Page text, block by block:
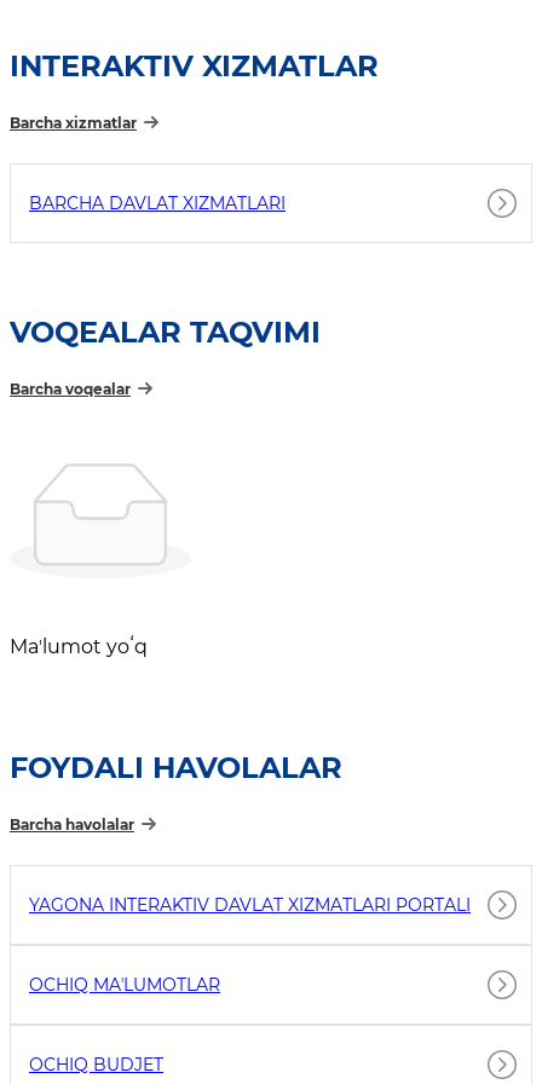
INTERAKTIV XIZMATLAR
Barcha xizmatlar
BARCHA DAVLAT XIZMATLARI
VOQEALAR TAQVIMI
Barcha voqealar
Maʼlumot yoʻq
FOYDALI HAVOLALAR
Barcha havolalar
YAGONA INTERAKTIV DAVLAT XIZMATLARI PORTALI
OCHIQ MAʼLUMOTLAR
OCHIQ BUDJET